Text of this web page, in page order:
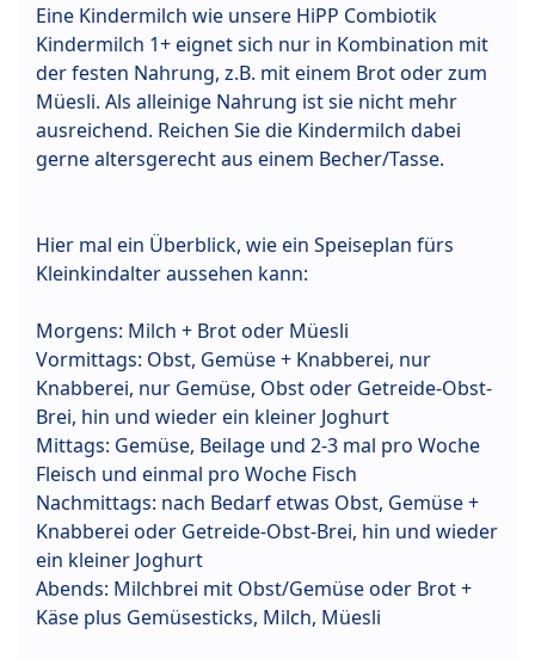
Eine Kindermilch wie unsere HiPP Combiotik
Kindermilch 1+ eignet sich nur in Kombination mit
der festen Nahrung, z.B. mit einem Brot oder zum
Müesli. Als alleinige Nahrung ist sie nicht mehr
ausreichend. Reichen Sie die Kindermilch dabei
gerne altersgerecht aus einem Becher/Tasse.
Hier mal ein Überblick, wie ein Speiseplan fürs
Kleinkindalter aussehen kann:
Morgens: Milch + Brot oder Müesli
Vormittags: Obst, Gemüse + Knabberei, nur
Knabberei, nur Gemüse, Obst oder Getreide-Obst-
Brei, hin und wieder ein kleiner Joghurt
Mittags: Gemüse, Beilage und 2-3 mal pro Woche
Fleisch und einmal pro Woche Fisch
Nachmittags: nach Bedarf etwas Obst, Gemüse +
Knabberei oder Getreide-Obst-Brei, hin und wieder
ein kleiner Joghurt
Abends: Milchbrei mit Obst/Gemüse oder Brot +
Käse plus Gemüsesticks, Milch, Müesli